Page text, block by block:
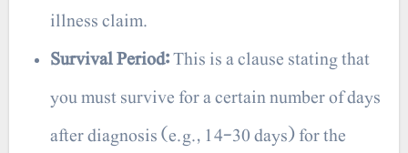
illness claim.
Survival Period:This is a clause stating that
you must survive for a certain number of days
after diagnosis (e.g., 14-30 days) for the